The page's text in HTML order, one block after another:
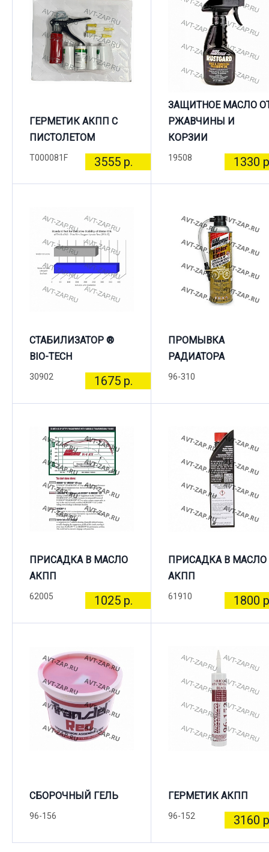
ГЕРМЕТИК АКПП С
ПИСТОЛЕТОМ
T000081F 3555 р.
ЗАЩИТНОЕ МАСЛО
РЖАВЧИНЫ И
КОРЗИИ
19508 1330
СТАБИЛИЗАТОР ®
BIO-TECH
30902 1675 р.
ПРОМЫВКА
РАДИАТОРА
96-310
ПРИСАДКА В МАСЛО
АКПП
62005 1025 р.
ПРИСАДКА В МАСЛО
АКПП
61910 1800
СБОРОЧНЫЙ ГЕЛЬ
96-156
ГЕРМЕТИК АКПП
96-152 3160